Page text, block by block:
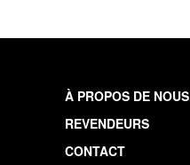
À PROPOS DE NOUS
REVENDEURS
CONTACT